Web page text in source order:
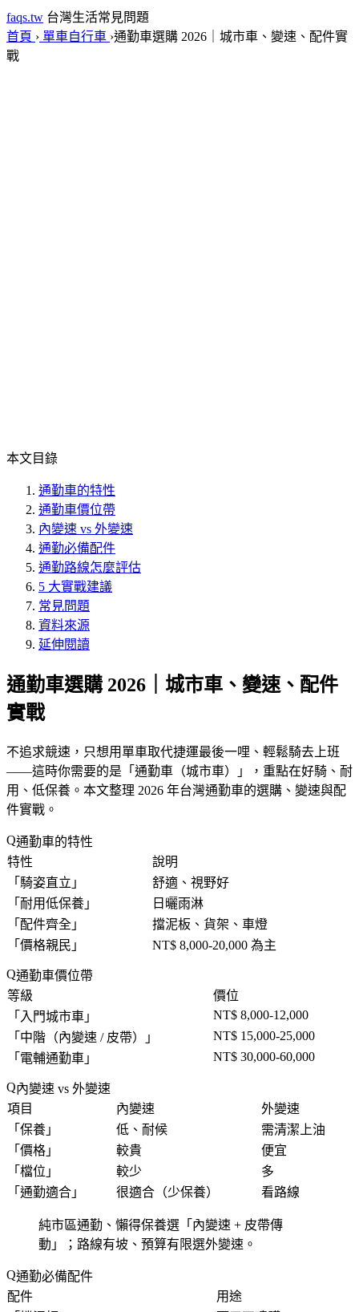
faqs.tw 台灣生活常見問題
首頁 › 單車自行車 ›通勤車選購 2026｜城市車、變速、配件實
戰
本文目錄
通勤車的特性
通勤車價位帶
內變速 vs 外變速
通勤必備配件
通勤路線怎麼評估
5 大實戰建議
常見問題
資料來源
延伸閱讀
通勤車選購 2026｜城市車、變速、配件
實戰
不追求競速，只想用單車取代捷運最後一哩、輕鬆騎去上班
——這時你需要的是「 通勤車（城市車）
」，重點在好騎、耐
用、低保養。本文整理 2026 年台灣通勤車的選購、變速與配
件實戰。
通勤車的特性
特性
說明
「 騎姿直立 」
舒適、視野好
「 耐用低保養 」
日曬雨淋
「 配件齊全 」
擋泥板、貨架、車燈
「 價格親民 」 NT$ 8,000-20,000 為主
通勤車價位帶
等級
價位
「 入門城市車 」
NT$ 8,000-12,000
「 中階（內變速 / 皮帶） 」
NT$ 15,000-25,000
「 電輔通勤車 」 NT$ 30,000-60,000
內變速 vs 外變速
項目
內變速
外變速
「 保養 」 低、耐候
需清潔上油
「 價格 」 較貴
便宜
「 檔位 」 較少
多
「 通勤適合 」 很適合（少保養） 看路線
純市區通勤、懶得保養選「 內變速 + 皮帶傳
動 」；路線有坡、預算有限選外變速。
通勤必備配件
配件
用途